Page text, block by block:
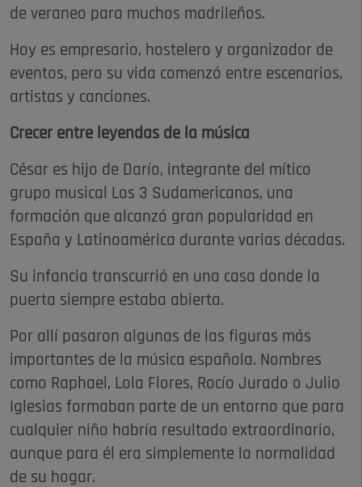
de veraneo para muchos madrileños.
Hoy es empresario, hostelero y organizador de
eventos, pero su vida comenzó entre escenarios,
artistas y canciones.
Crecer entre leyendas de la música
César es hijo de Darío, integrante del mítico
grupo musical Los 3 Sudamericanos, una
formación que alcanzó gran popularidad en
España y Latinoamérica durante varias décadas.
Su infancia transcurrió en una casa donde la
puerta siempre estaba abierta.
Por allí pasaron algunas de las figuras más
importantes de la música española. Nombres
como Raphael, Lola Flores, Rocío Jurado o Julio
Iglesias formaban parte de un entorno que para
cualquier niño habría resultado extraordinario,
aunque para él era simplemente la normalidad
de su hogar.